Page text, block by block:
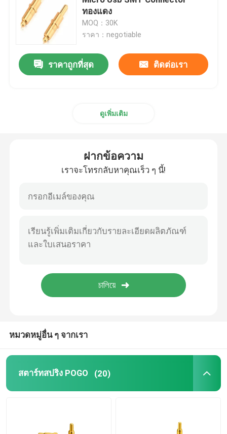
มุมขวา POGO Pin
Pogo Pin ปลายคู่
เครื่องผลิตหม้อฉีด
ชุดเครื่องสกรูเวอร์ไฟฟ้า
ทองแดง
MOQ：30K
ราคา：negotiable
ราคาถูกที่สุด ติดต่อเรา
ดูเพิ่มเติม
ฝากข้อความ
เราจะโทรกลับหาคุณเร็ว ๆ นี้!
หมวดหมู่อื่น ๆ จากเรา
สตาร์ทสปริง POGO (20)